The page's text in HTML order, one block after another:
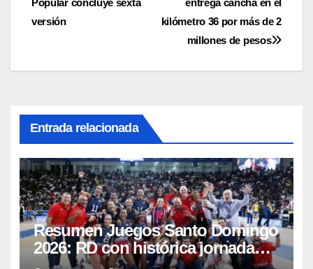
de
entrega cancha en el
kilómetro 36 por más de 2
millones de pesos
Popular concluye sexta
versión
Entrada relacionada
Resumen Juegos Santo Domingo
2026: RD con histórica jornada